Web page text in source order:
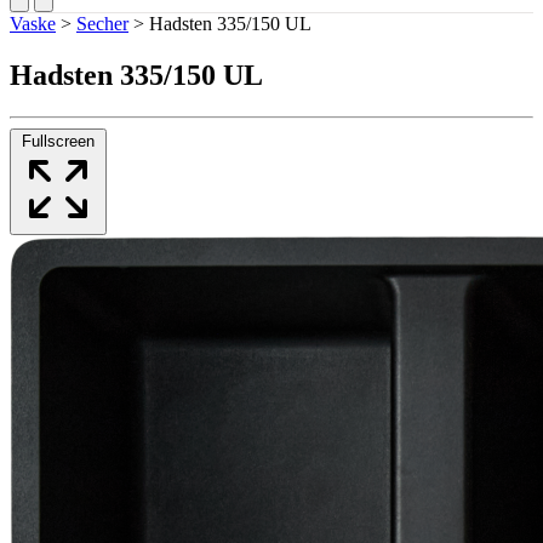
Vaske > Secher > Hadsten 335/150 UL
Hadsten 335/150 UL
Fullscreen